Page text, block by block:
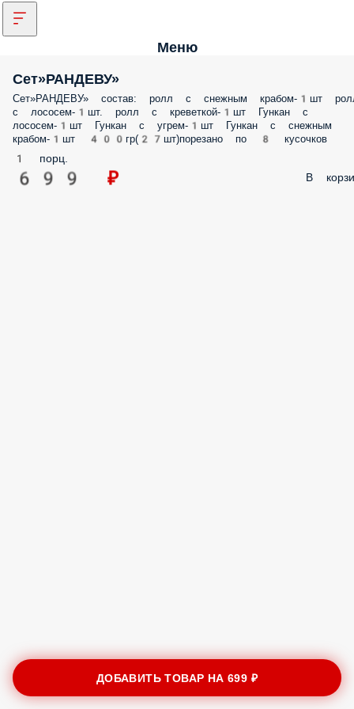
Меню
Сет»РАНДЕВУ»
Сет»РАНДЕВУ» состав: ролл с снежным крабом-1шт
с лососем-1шт. ролл с креветкой-1шт Гункан с
лососем-1шт Гункан с угрем-1шт Гункан с снежным
крабом-1шт 400гр(27шт)порезано по 8 кусочков
1 порц.
699 ₽ В
ДОБАВИТЬ ТОВАР НА699 ₽